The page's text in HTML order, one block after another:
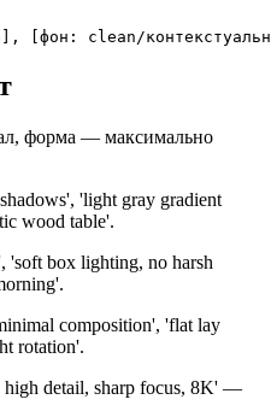
[фон: clean/
форма — максимально
'light gray gradient
wood table'.
box lighting, no harsh
composition', 'flat lay
rotation'.
high detail, sharp focus, 8K' —